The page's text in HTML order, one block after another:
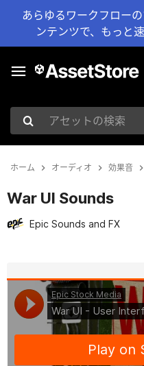
あらゆるワークフロー
ンテンツで、もっと
アセットの検索
ホーム オーディオ 効果音
War UI Sounds
Epic Sounds and FX